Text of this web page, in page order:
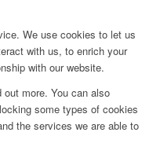
We use cookies to let us
with us, to enrich your
with our website.
more. You can also
some types of cookies
the services we are able to